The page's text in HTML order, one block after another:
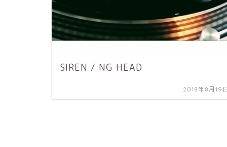
SIREN / NG HEAD
2018年8月19